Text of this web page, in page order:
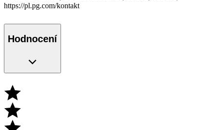
https://pl.pg.com/kontakt
Hodnocení